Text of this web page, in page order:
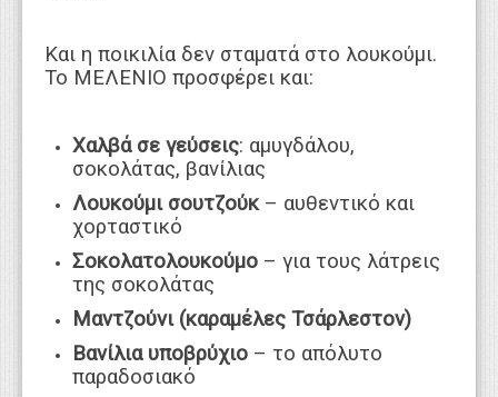
Και η ποικιλία δεν σταματά στο λουκούμι.
Το ΜΕΛΕΝΙΟ προσφέρει και:
Χαλβά σε γεύσεις: αμυγδάλου,
σοκολάτας, βανίλιας
Λουκούμι σουτζούκ– αυθεντικό και
χορταστικό
Σοκολατολουκούμο – για τους λάτρεις
της σοκολάτας
Μαντζούνι (καραμέλες Τσάρλεστον)
Βανίλια υποβρύχιο – το απόλυτο
παραδοσιακό